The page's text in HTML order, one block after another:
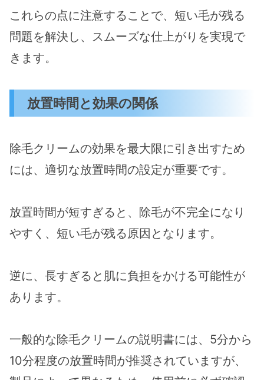
これらの点に注意することで、短い毛が残る
問題を解決し、スムーズな仕上がりを実現で
きます。
放置時間と効果の関係
除毛クリームの効果を最大限に引き出すため
には、適切な放置時間の設定が重要です。
放置時間が短すぎると、除毛が不完全になり
やすく、短い毛が残る原因となります。
逆に、長すぎると肌に負担をかける可能性が
あります。
一般的な除毛クリームの説明書には、5分から
10分程度の放置時間が推奨されていますが、